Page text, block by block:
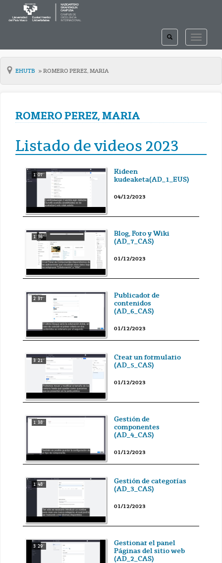
TOGGLE
TOGGLE
SEARCH
EHUTB ROMERO PEREZ, MARIA
ROMERO PEREZ, MARIA
Listado de videos 2023
1' 07''
Kideen
kudeaketa(AD_1_EUS)
04/12/2023
1' 36''
Blog, Foro y Wiki
(AD_7_CAS)
01/12/2023
2' 37''
Publicador de
contenidos
(AD_6_CAS)
01/12/2023
3' 21''
Crear un formulario
(AD_5_CAS)
01/12/2023
1' 38''
Gestión de
componentes
(AD_4_CAS)
01/12/2023
1' 48''
Gestión de categorías
(AD_3_CAS)
01/12/2023
3' 29''
Gestionar el panel
Páginas del sitio web
(AD_2_CAS)